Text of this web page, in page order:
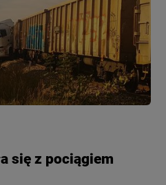
się z pociągiem